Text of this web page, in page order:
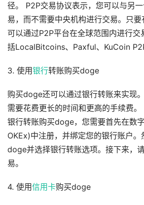
径。 P2P交易协议表示，您可以与另
易，而不需要中央机构进行交易。只
可以通过P2P平台在全球范围内进行交
括LocalBitcoins、Paxful、KuCoin
3. 使用银行转账购买doge
购买doge还可以通过银行转账来实现
需要花费更长的时间和更高的手续费
银行转账购买doge，您需要首先在数
OKEx)中注册，并绑定您的银行账户。
doge并选择银行转账选项。接下来，
易。
4. 使用信用卡购买doge